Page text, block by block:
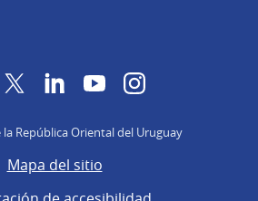
Twitter LinkedInYouTubeInstagram
República Oriental del Uruguay
Mapa del sitio